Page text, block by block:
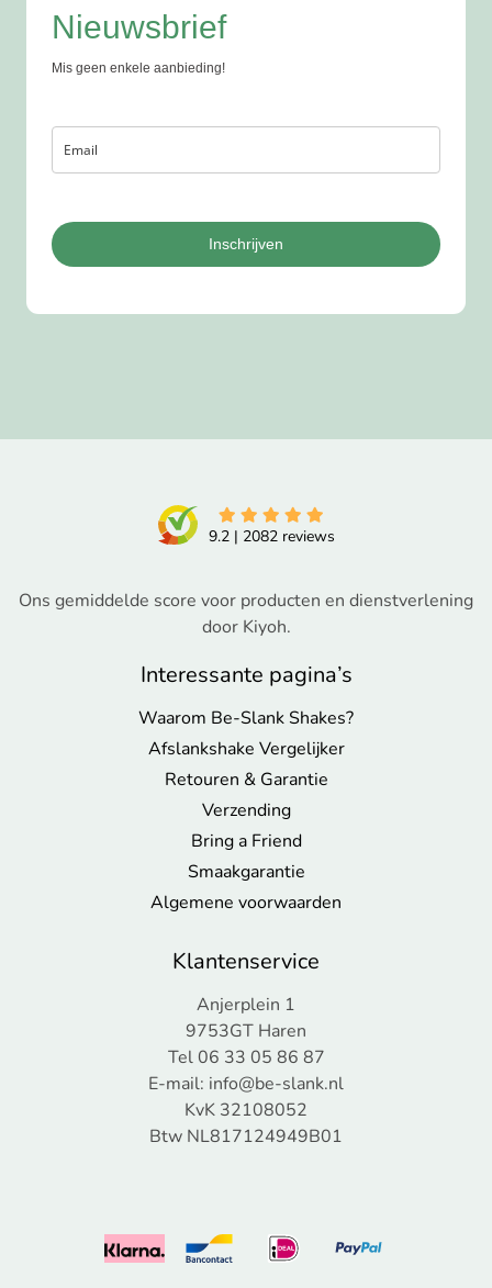
Nieuwsbrief
Mis geen enkele aanbieding!
Inschrijven
9.2| 2082reviews
Ons gemiddelde score voor producten en dienstverlening
door Kiyoh.
Interessante pagina’s
Waarom Be-Slank Shakes?
Afslankshake Vergelijker
Retouren & Garantie
Verzending
Bring a Friend
Smaakgarantie
Algemene voorwaarden
Klantenservice
Anjerplein 1
9753GT Haren
Tel 06 33 05 86 87
E-mail: info@be-slank.nl
KvK 32108052
Btw NL817124949B01